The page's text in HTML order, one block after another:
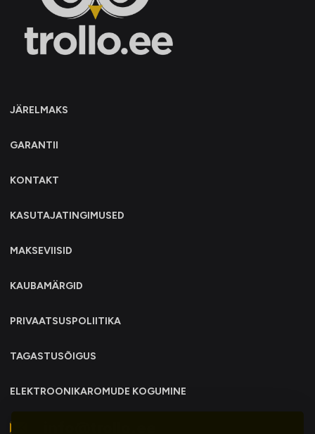
JÄRELMAKS
GARANTII
KONTAKT
KASUTAJATINGIMUSED
MAKSEVIISID
KAUBAMÄRGID
PRIVAATSUSPOLIITIKA
TAGASTUSÕIGUS
ELEKTROONIKAROMUDE KOGUMINE